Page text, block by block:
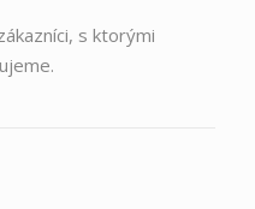
s ktorými